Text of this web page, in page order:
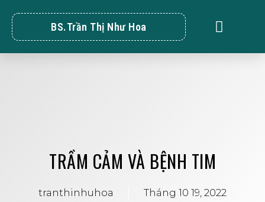
BS.Trần Thị Như Hoa
TRẦM CẢM VÀ BỆNH TIM
tranthinhuhoa Tháng 10 19, 2022